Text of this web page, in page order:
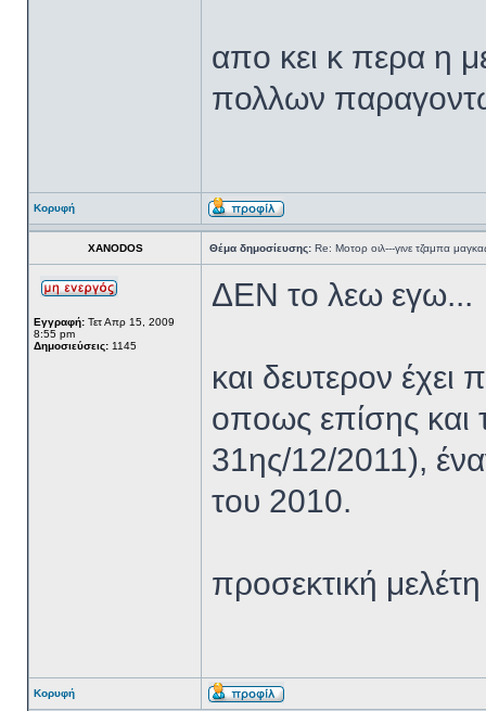
απο κει κ περα η
πολλων
Κορυφή
XANODOS Θέμα δημοσίευσης: Re: Μοτορ οιλ---γινε τζαμπα
Εγγραφή: Τετ Απρ 15, 2009
8:55 pm
Δημοσιεύσεις: 1145
ΔΕΝ το λεω εγω...
και δευτερον έχει
οποως επίσης και
31ης/12/2011),
του 2010.
προσεκτική μελέτη
Κορυφή